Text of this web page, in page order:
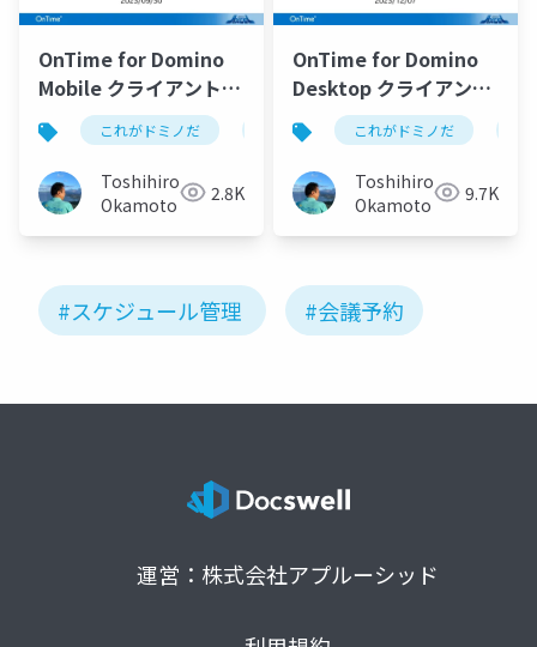
OnTime for Domino
Mobile クライアントマ
ニュアルこれがドミノだ ontime hcl domino
Toshihiro
Okamoto
2.8K
OnTime for Domino
Desktop クライアント
マニュアルこれがドミノだ
Toshihiro
Okamoto
9.7K
#スケジュール管理 #会議予約
運営：株式会社アプルーシッド